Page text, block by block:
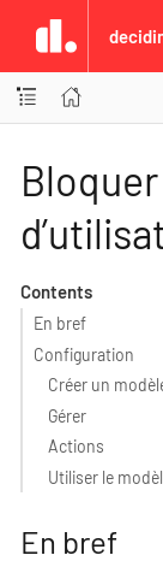
Contents
En bref
Configuration
Créer un
Gérer
Actions
Utiliser le
En bref